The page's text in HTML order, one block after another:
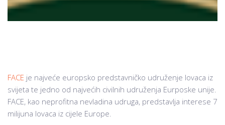
FACE je najveće europsko predstavničko udruženje lovaca iz
svijeta te jedno od najvećih civilnih udruženja Eurposke unije.
FACE, kao neprofitna nevladina udruga, predstavlja interese 7
milijuna lovaca iz cijele Europe.